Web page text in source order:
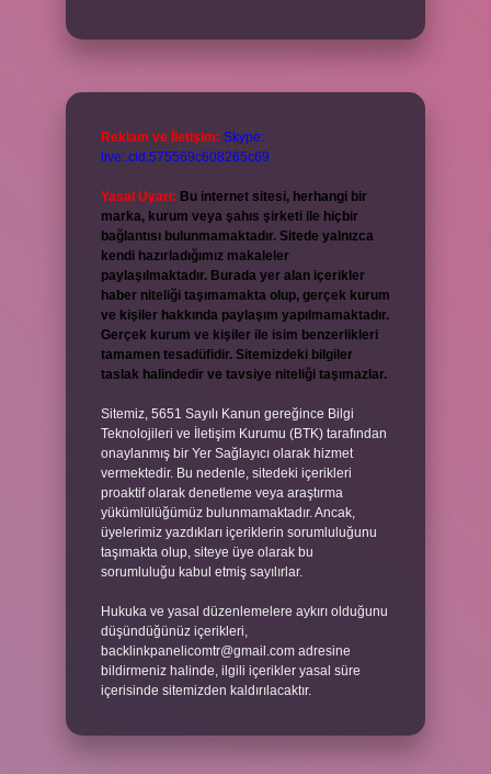
Reklam ve İletişim: Skype:
live:.cid.575569c608265c69
Yasal Uyarı: Bu internet sitesi, herhangi bir
marka, kurum veya şahıs şirketi ile hiçbir
bağlantısı bulunmamaktadır. Sitede yalnızca
kendi hazırladığımız makaleler
paylaşılmaktadır. Burada yer alan içerikler
haber niteliği taşımamakta olup, gerçek kurum
ve kişiler hakkında paylaşım yapılmamaktadır.
Gerçek kurum ve kişiler ile isim benzerlikleri
tamamen tesadüfidir. Sitemizdeki bilgiler
taslak halindedir ve tavsiye niteliği taşımazlar.
Sitemiz, 5651 Sayılı Kanun gereğince Bilgi
Teknolojileri ve İletişim Kurumu (BTK) tarafından
onaylanmış bir Yer Sağlayıcı olarak hizmet
vermektedir. Bu nedenle, sitedeki içerikleri
proaktif olarak denetleme veya araştırma
yükümlülüğümüz bulunmamaktadır. Ancak,
üyelerimiz yazdıkları içeriklerin sorumluluğunu
taşımakta olup, siteye üye olarak bu
sorumluluğu kabul etmiş sayılırlar.
Hukuka ve yasal düzenlemelere aykırı olduğunu
düşündüğünüz içerikleri,
backlinkpanelicomtr@gmail.com adresine
bildirmeniz halinde, ilgili içerikler yasal süre
içerisinde sitemizden kaldırılacaktır.